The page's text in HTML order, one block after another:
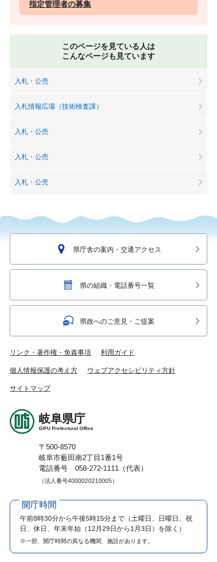
指定管理者の募集
このページを見ている人は
こんなページも見ています
入札・公売
入札情報広場（技術検査課）
入札・公売
入札・公売
入札・公売
県庁舎の案内・交通アクセス
県の組織・電話番号一覧
県政へのご意見・ご提案
リンク・著作権・免責事項 利用ガイド
個人情報保護の考え方 ウェブアクセシビリティ方針
サイトマップ
岐阜県庁
GIFU Prefectural Office
〒500-8570
岐阜市薮田南2丁目1番1号
電話番号 058-272-1111（代表）
（法人番号4000020210005）
開庁時間
午前8時30分から午後5時15分まで （土曜日、日曜日、祝
日、休日、年末年始（12月29日から1月3日）を除く）
※一部、開庁時間の異なる機関、施設があります。